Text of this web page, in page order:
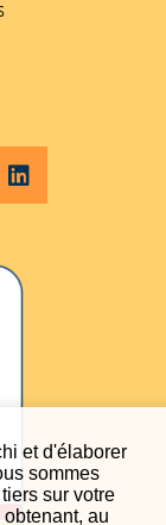
et d'élaborer
sommes
sur votre
au